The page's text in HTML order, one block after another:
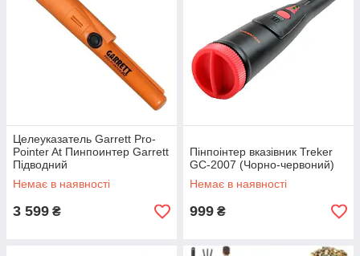
Целеуказатель Garrett Pro-
Pointer At Пинпоинтер Garrett
Підводний
Немає в наявності
3 599 ₴
Пінпоінтер вказівник Treker
GC‐2007 (Чорно-червоний)
Немає в наявності
999 ₴